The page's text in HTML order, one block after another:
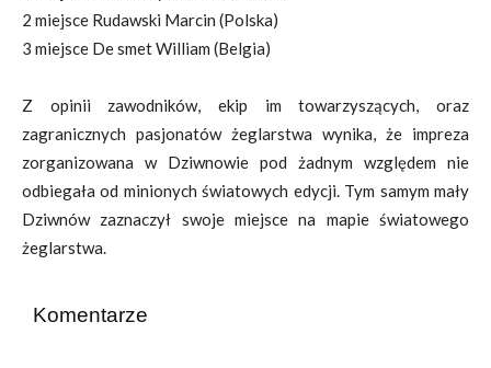
2 miejsce Rudawski Marcin (Polska)
3 miejsce De smet William (Belgia)
Z opinii zawodników, ekip im towarzyszących, oraz
zagranicznych pasjonatów żeglarstwa wynika, że impreza
zorganizowana w Dziwnowie pod żadnym względem nie
odbiegała od minionych światowych edycji. Tym samym mały
Dziwnów zaznaczył swoje miejsce na mapie światowego
żeglarstwa.
Komentarze